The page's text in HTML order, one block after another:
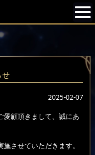
2025-02-07
愛顧頂きまして、誠にあ
させていただきます。